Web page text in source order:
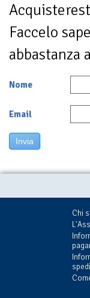
Faccelo
abbastanza
Nome
Email
Invia
Chi